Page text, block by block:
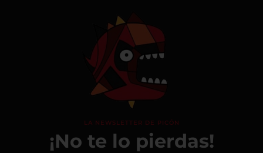
LA NEWSLETTER DE PICÓN
¡No te lo pierdas!